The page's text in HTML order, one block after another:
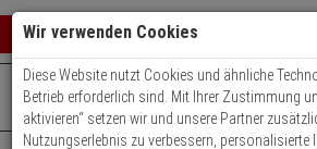
Warenkorb schließen
0 ARTIKEL IM
Ihr Warenkorb
Ergebnisse ()
+49 (0)821 899 493-0Mo. - Do.: 8:00 - 16:30 |
Kontaktservice nutzen
Wir verwenden Cookies
Diese Website nutzt Cookies und ähnliche
Betrieb erforderlich sind. Mit Ihrer Zustimmung
aktivieren“ setzen wir und unsere Partner
Nutzungserlebnis zu verbessern, personalisierte